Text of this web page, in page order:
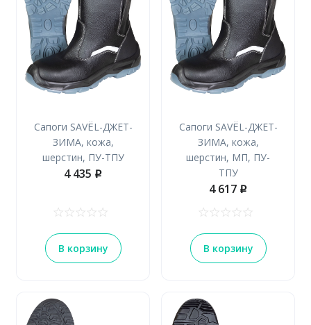
Сапоги SAVЁL-ДЖЕТ-
ЗИМА, кожа,
шерстин, ПУ-ТПУ
4 435 p
В корзину
Сапоги SAVЁL-ДЖЕТ-
ЗИМА, кожа,
шерстин, МП, ПУ-
ТПУ
4 617 p
В корзину